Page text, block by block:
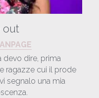
out
devo dire, prima
ragazze cui il prode
segnalo una mia